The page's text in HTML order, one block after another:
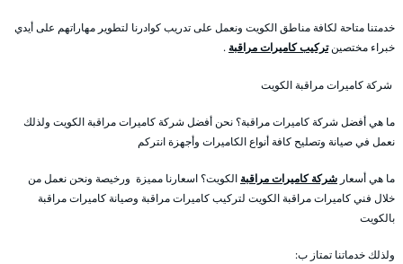
خدمتنا متاحة لكافة مناطق الكويت ونعمل على تدريب كوادرنا لتطوير مهاراتهم على أيدي
خبراء مختصينتركيب كاميرات مراقبة .
شركة كاميرات مراقبة الكويت
ما هي أفضل شركة كاميرات مراقبة؟ نحن أفضل شركة كاميرات مراقبة الكويت ولذلك
نعمل في صيانة وتصليح كافة أنواع الكاميرات وأجهزة انتركم
ما هي أسعار شركة كاميرات مراقبة الكويت؟ اسعارنا مميزة ورخيصة ونحن نعمل من
خلال فني كاميرات مراقبة الكويت لتركيب كاميرات مراقبة وصيانة كاميرات مراقبة
بالكويت
ولذلك خدماتنا تمتاز ب: